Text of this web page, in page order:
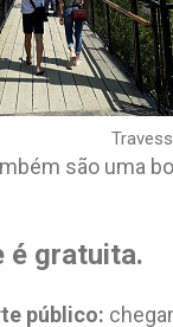
são uma
é gratuita.
público: